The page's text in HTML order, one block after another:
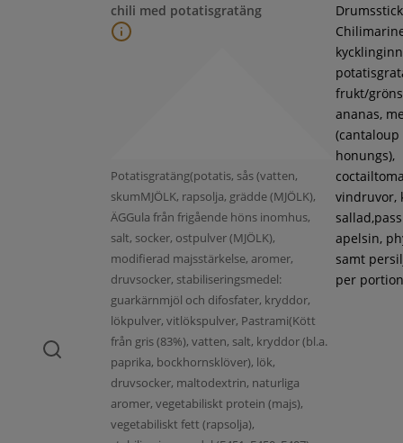
chili med potatisgratäng
Potatisgratäng(potatis, sås (vatten,
skumMJÖLK, rapsolja, grädde (MJÖLK),
ÄGGula från frigående höns inomhus,
salt, socker, ostpulver (MJÖLK),
modifierad majsstärkelse, aromer,
druvsocker, stabiliseringsmedel:
guarkärnmjöl och difosfater, kryddor,
lökpulver, vitlökspulver, Pastrami(Kött
från gris (83%), vatten, salt, kryddor (bl.a.
paprika, bockhornsklöver), lök,
druvsocker, maltodextrin, naturliga
aromer, vegetabiliskt protein (majs),
vegetabiliskt fett (rapsolja),
frukt/
ananas,
(cantaloup
honungs),
vindruvor,
apelsin,
samt
per